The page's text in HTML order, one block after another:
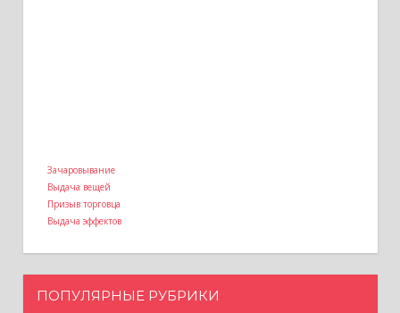
Зачаровывание
Выдача вещей
Призыв торговца
Выдача эффектов
ПОПУЛЯРНЫЕ РУБРИКИ